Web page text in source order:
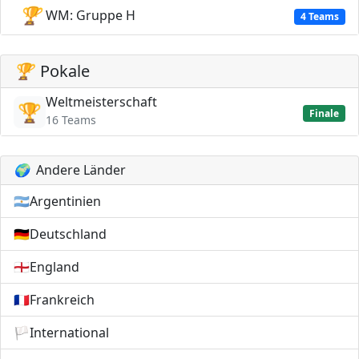
🏆 WM: Gruppe H 4 Teams
🏆 Pokale
🏆 Weltmeisterschaft
16 Teams Finale
🌍 Andere Länder
🇦🇷Argentinien
🇩🇪Deutschland
🏴󠁧󠁢󠁥󠁮󠁧󠁿England
🇫🇷Frankreich
🏳️International